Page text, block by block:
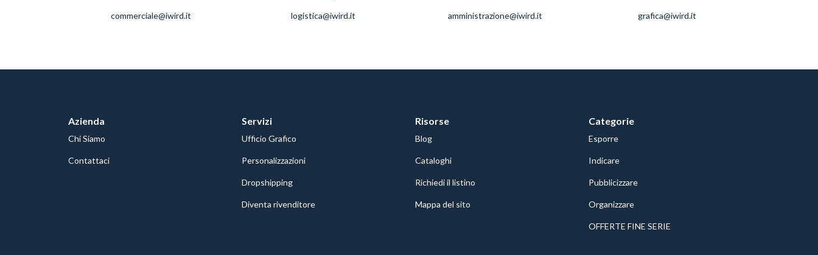
commerciale@iwird.it logistica@iwird.it amministrazione@iwird.it grafica@iwird.it
Azienda
Chi Siamo
Contattaci
Servizi
Ufficio Grafico
Personalizzazioni
Dropshipping
Diventa rivenditore
Risorse
Blog
Cataloghi
Richiedi il listino
Mappa del sito
Categorie
Esporre
Indicare
Pubblicizzare
Organizzare
OFFERTE FINE SERIE